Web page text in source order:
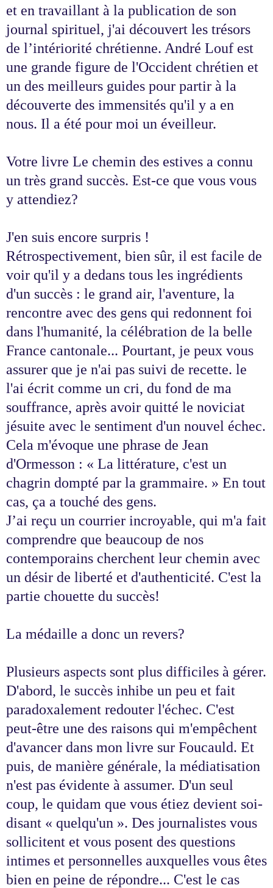
et en travaillant à la publication de son
journal spirituel, j'ai découvert les trésors
de l’intériorité chrétienne. André Louf est
une grande figure de l'Occident chrétien et
un des meilleurs guides pour partir à la
découverte des immensités qu'il y a en
nous. Il a été pour moi un éveilleur.
Votre livre Le chemin des estives a connu
un très grand succès. Est-ce que vous vous
y attendiez?
J'en suis encore surpris !
Rétrospectivement, bien sûr, il est facile de
voir qu'il y a dedans tous les ingrédients
d'un succès : le grand air, l'aventure, la
rencontre avec des gens qui redonnent foi
dans l'humanité, la célébration de la belle
France cantonale... Pourtant, je peux vous
assurer que je n'ai pas suivi de recette. le
l'ai écrit comme un cri, du fond de ma
souffrance, après avoir quitté le noviciat
jésuite avec le sentiment d'un nouvel échec.
Cela m'évoque une phrase de Jean
d'Ormesson : « La littérature, c'est un
chagrin dompté par la grammaire. » En tout
cas, ça a touché des gens.
J’ai reçu un courrier incroyable, qui m'a fait
comprendre que beaucoup de nos
contemporains cherchent leur chemin avec
un désir de liberté et d'authenticité. C'est la
partie chouette du succès!
La médaille a donc un revers?
Plusieurs aspects sont plus difficiles à gérer.
D'abord, le succès inhibe un peu et fait
paradoxalement redouter l'échec. C'est
peut-être une des raisons qui m'empêchent
d'avancer dans mon livre sur Foucauld. Et
puis, de manière générale, la médiatisation
n'est pas évidente à assumer. D'un seul
coup, le quidam que vous étiez devient soi-
disant « quelqu'un ». Des journalistes vous
sollicitent et vous posent des questions
intimes et personnelles auxquelles vous êtes
bien en peine de répondre... C'est le cas